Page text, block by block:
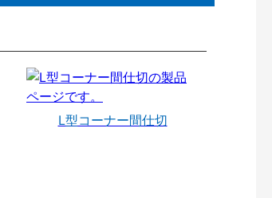
L型コーナー間仕切